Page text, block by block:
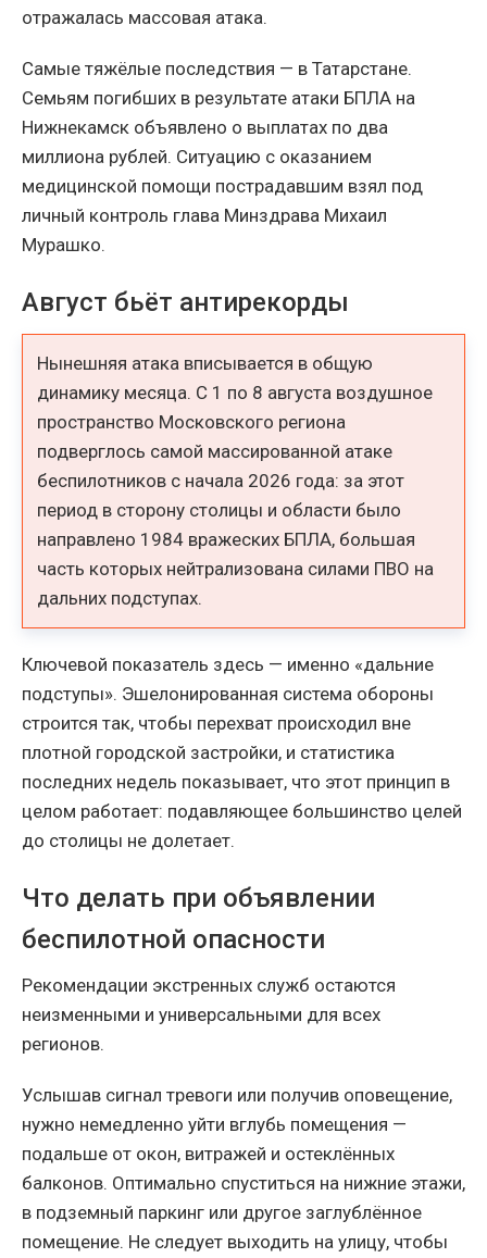
отражалась массовая атака.
Самые тяжёлые последствия — в Татарстане.
Семьям погибших в результате атаки БПЛА на
Нижнекамск объявлено о выплатах по два
миллиона рублей. Ситуацию с оказанием
медицинской помощи пострадавшим взял под
личный контроль глава Минздрава Михаил
Мурашко.
Август бьёт антирекорды
Нынешняя атака вписывается в общую
динамику месяца. С 1 по 8 августа воздушное
пространство Московского региона
подверглось самой массированной атаке
беспилотников с начала 2026 года: за этот
период в сторону столицы и области было
направлено 1984 вражеских БПЛА, большая
часть которых нейтрализована силами ПВО на
дальних подступах.
Ключевой показатель здесь — именно «дальние
подступы». Эшелонированная система обороны
строится так, чтобы перехват происходил вне
плотной городской застройки, и статистика
последних недель показывает, что этот принцип в
целом работает: подавляющее большинство целей
до столицы не долетает.
Что делать при объявлении
беспилотной опасности
Рекомендации экстренных служб остаются
неизменными и универсальными для всех
регионов.
Услышав сигнал тревоги или получив оповещение,
нужно немедленно уйти вглубь помещения —
подальше от окон, витражей и остеклённых
балконов. Оптимально спуститься на нижние этажи,
в подземный паркинг или другое заглублённое
помещение. Не следует выходить на улицу, чтобы